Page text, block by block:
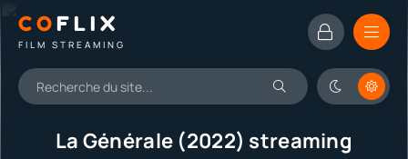
COFLIX
FILM STREAMING
La Générale (2022) streaming